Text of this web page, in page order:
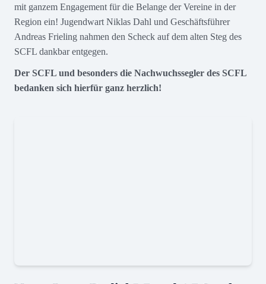
mit ganzem Engagement für die Belange der Vereine in der
Region ein! Jugendwart Niklas Dahl und Geschäftsführer
Andreas Frieling nahmen den Scheck auf dem alten Steg des
SCFL dankbar entgegen.
Der SCFL und besonders die Nachwuchssegler des SCFL
bedanken sich hierfür ganz herzlich!